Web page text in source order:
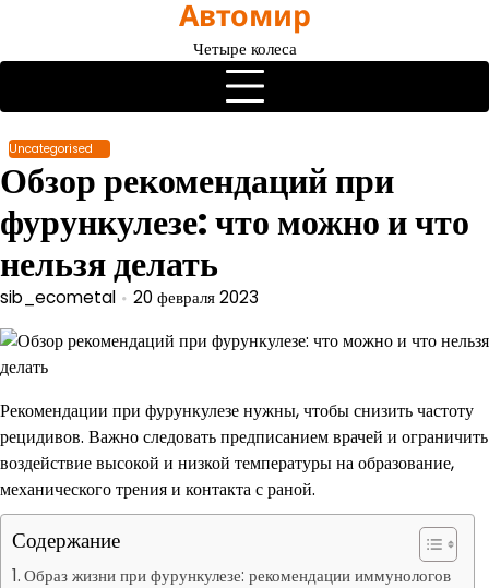
содержимому
Автомир
Четыре колеса
Uncategorised
Обзор рекомендаций при
фурункулезе: что можно и что
нельзя делать
sib_ecometal 20 февраля 2023
Рекомендации при фурункулезе нужны, чтобы снизить частоту
рецидивов. Важно следовать предписанием врачей и ограничить
воздействие высокой и низкой температуры на образование,
механического трения и контакта с раной.
Содержание
Образ жизни при фурункулезе: рекомендации иммунологов